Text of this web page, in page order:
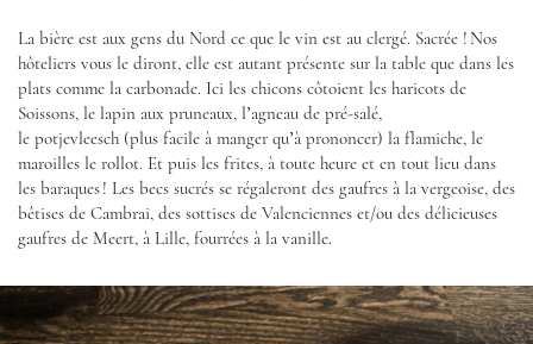
La bière est aux gens du Nord ce que le vin est au clergé. Sacrée ! Nos
hôteliers vous le diront, elle est autant présente sur la table que dans les
plats comme la carbonade. Ici les chicons côtoient les haricots de
Soissons, le lapin aux pruneaux, l’agneau de pré-salé,
le potjevleesch (plus facile à manger qu’à prononcer) la flamiche, le
maroilles le rollot. Et puis les frites, à toute heure et en tout lieu dans
les baraques ! Les becs sucrés se régaleront des gaufres à la vergeoise, des
bêtises de Cambrai, des sottises de Valenciennes et/ou des délicieuses
gaufres de Meert, à Lille, fourrées à la vanille.